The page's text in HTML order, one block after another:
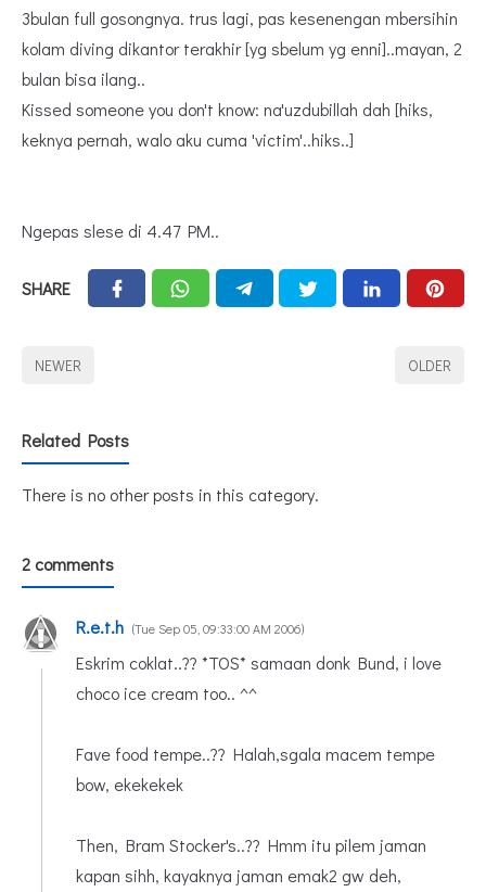
3bulan full gosongnya. trus lagi, pas kesenengan mbersihin
kolam diving dikantor terakhir [yg sbelum yg enni]..mayan, 2
bulan bisa ilang..
Kissed someone you don't know: na'uzdubillah dah [hiks,
keknya pernah, walo aku cuma 'victim'..hiks..]
Ngepas slese di 4.47 PM..
SHARE
NEWER OLDER
Related Posts
There is no other posts in this category.
2 comments
R.e.t.h Tue Sep 05, 09:33:00 AM 2006
Eskrim coklat..?? *TOS* samaan donk Bund, i love
choco ice cream too.. ^^
Fave food tempe..?? Halah,sgala macem tempe
bow, ekekekek
Then, Bram Stocker's..?? Hmm itu pilem jaman
kapan sihh, kayaknya jaman emak2 gw deh,